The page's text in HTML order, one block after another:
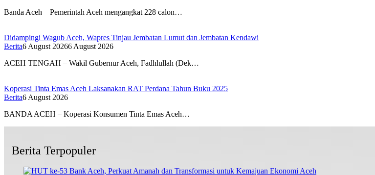
Banda Aceh – Pemerintah Aceh mengangkat 228 calon…
Didampingi Wagub Aceh, Wapres Tinjau Jembatan Lumut dan Jembatan Kendawi
Berita6 August 20266 August 2026
ACEH TENGAH – Wakil Gubernur Aceh, Fadhlullah (Dek…
Koperasi Tinta Emas Aceh Laksanakan RAT Perdana Tahun Buku 2025
Berita6 August 2026
BANDA ACEH – Koperasi Konsumen Tinta Emas Aceh…
Berita Terpopuler